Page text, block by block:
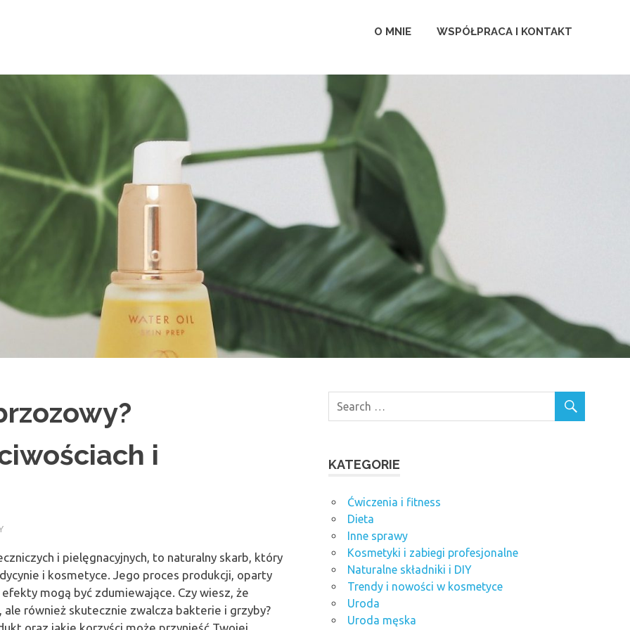
O MNIE WSPÓŁPRACA I KONTAKT
i
i pielęgnacyjnych, to naturalny skarb, który
i kosmetyce. Jego proces produkcji, oparty
mogą być zdumiewające. Czy wiesz, że
również skutecznie zwalcza bakterie i grzyby?
oraz jakie korzyści może przynieść Twojej
KATEGORIE
Ćwiczenia i fitness
Dieta
Inne sprawy
Kosmetyki i zabiegi profesjonalne
Naturalne składniki i DIY
Trendy i nowości w kosmetyce
Uroda
Uroda męska